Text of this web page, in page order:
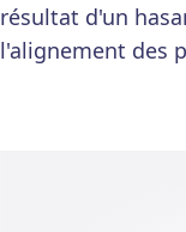
résultat d'un
l'alignement des